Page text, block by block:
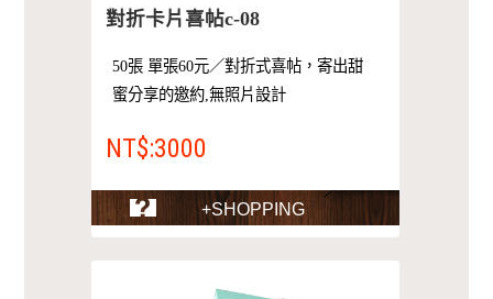
對折卡片喜帖c-08
50張 單張60元／對折式喜帖，寄出甜
蜜分享的邀約,無照片設計
NT$:3000
+SHOPPING